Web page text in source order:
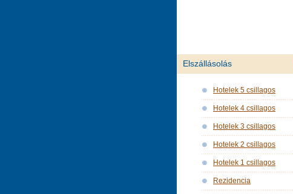
Elszállásolás
Hotelek 5 csillagos
Hotelek 4 csillagos
Hotelek 3 csillagos
Hotelek 2 csillagos
Hotelek 1 csillagos
Rezidencia